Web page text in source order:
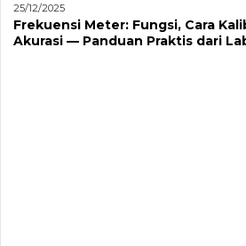
25/12/2025
Frekuensi Meter: Fungsi, Cara
Akurasi — Panduan Praktis dari